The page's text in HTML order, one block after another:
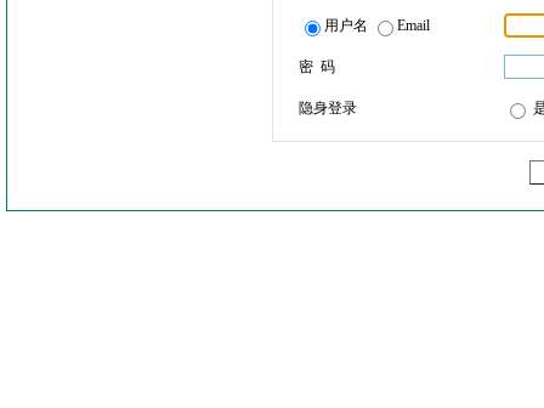
用户名 Email
密 码
隐身登录